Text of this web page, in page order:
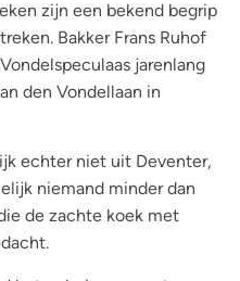
zijn een bekend begrip
Bakker Frans Ruhof
jarenlang
den Vondellaan in
echter niet uit Deventer,
niemand minder dan
de zachte koek met